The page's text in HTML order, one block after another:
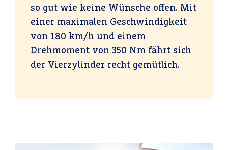
so gut wie keine Wünsche offen. Mit
einer maximalen Geschwindigkeit
von 180 km/h und einem
Drehmoment von 350 Nm fährt sich
der Vierzylinder recht gemütlich.